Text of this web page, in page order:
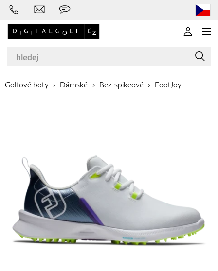
Boty
Golfové boty Dámské Bez-spikeové FootJoy